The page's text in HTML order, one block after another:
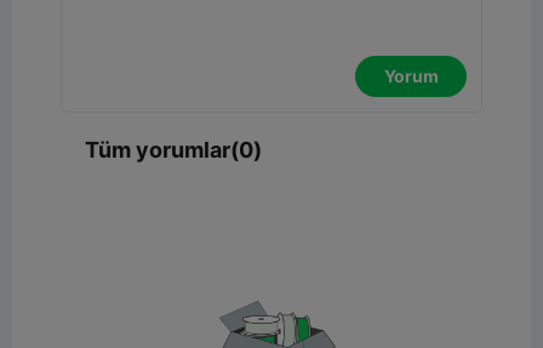
Yorum
Tüm yorumlar(0)